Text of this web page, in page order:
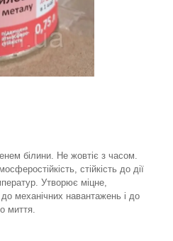
білини. Не жовтіє з часом.
стійкість до дії
Утворює міцне,
механічних навантажень і до
миття.